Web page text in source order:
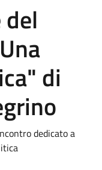
di
dedicato a